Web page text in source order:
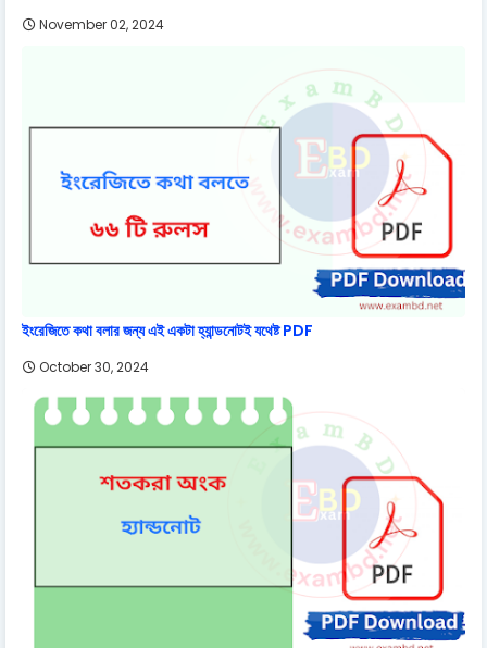
November 02, 2024
ইংরেজিতে কথা বলার জন্য এই একটা হ্যান্ডনোটই যথেষ্ট PDF
October 30, 2024